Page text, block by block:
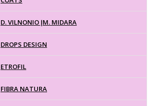
D. VILNONIO ĮM. MIDARA
DROPS DESIGN
ETROFIL
FIBRA NATURA